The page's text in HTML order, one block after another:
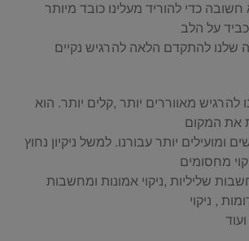
חשובה כדי להוריד מעלינו כובד מיותר
על הלב
שלנו להתקדם הלאה להרגיש נקיים
להרגיש מאווררים יותר ,קלים יותר. הוא
את המקום
ומועילים יותר עבורנו. למשל ניקיון נחוץ
מחסומים
שליליות ,ניקוי אמונות ומחשבות
, ניקוי